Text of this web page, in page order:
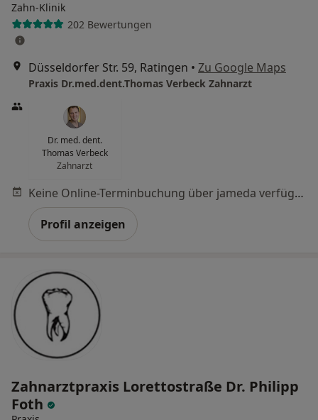
Zahn-Klinik
202 Bewertungen
Düsseldorfer Str. 59, Ratingen • Zu Google Maps
Praxis Dr.med.dent.Thomas Verbeck Zahnarzt
Dr. med. dent.
Thomas Verbeck
Zahnarzt
Keine Online-Terminbuchung über jameda verfügbar
Profil anzeigen
Zahnarztpraxis Lorettostraße Dr. Philipp
Foth